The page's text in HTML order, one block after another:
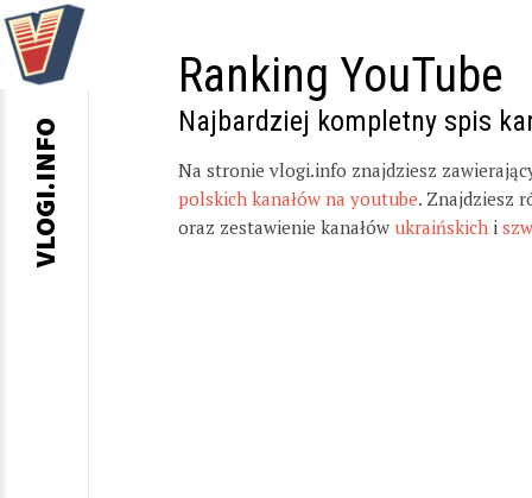
Ranking YouTube
Najbardziej kompletny spis
Na stronie vlogi.info znajdziesz
polskich kanałów na youtube. Znajdziesz
oraz zestawienie kanałów ukraińskich i
VLOGI.INFO